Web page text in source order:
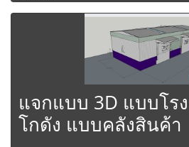
แจกแบบ 3D แบบโร
โกดัง แบบคลังสินค้า